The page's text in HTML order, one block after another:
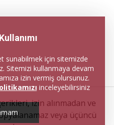
izin alınmadan ve
veya üçüncü
sunabilmek için sitemizde
Sitemizi kullanmaya devam
izin vermiş olursunuz.
inceleyebilirsiniz